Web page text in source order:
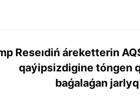
Reseıdiń áreketterin
qaýipsizdigine tóngen
baǵalaǵan jarlyq